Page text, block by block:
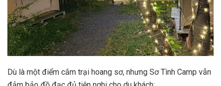
Dù là một điểm cắm trại hoang sơ, nhưng Sơ Tình Camp vẫn